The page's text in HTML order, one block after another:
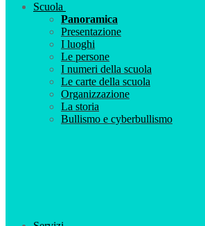
Scuola
Panoramica
Presentazione
I luoghi
Le persone
I numeri della scuola
Le carte della scuola
Organizzazione
La storia
Bullismo e cyberbullismo